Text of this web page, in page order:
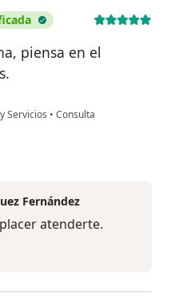
piensa en el
Servicios • Consulta
Fernández
atenderte.